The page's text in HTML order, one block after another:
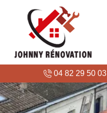
04 82 29 50 03